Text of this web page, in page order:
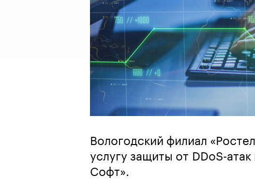
Вологодский филиал
услугу защиты от DDoS-
Софт».